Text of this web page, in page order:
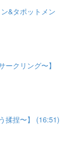
&タポットメン
ークリング〜】
揉捏〜】 (16:51)